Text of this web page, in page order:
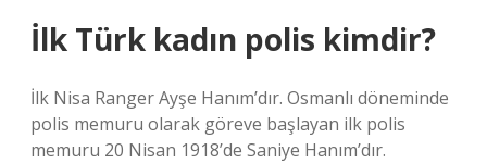
İlk Türk kadın polis kimdir?
İlk Nisa Ranger Ayşe Hanım’dır. Osmanlı döneminde
polis memuru olarak göreve başlayan ilk polis
memuru 20 Nisan 1918’de Saniye Hanım’dır.